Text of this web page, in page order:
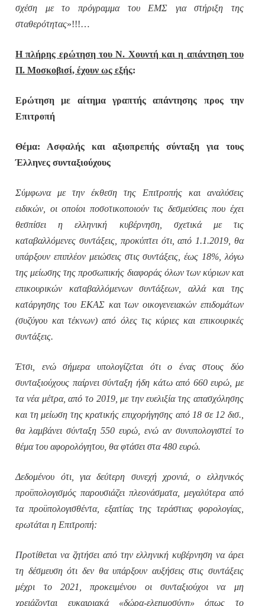
σχέση με το πρόγραμμα του ΕΜΣ για στήριξη της
σταθερότητας»!!!…
Η πλήρης ερώτηση του Ν. Χουντή και η απάντηση του
Π. Μοσκοβισί, έχουν ως εξής:
Ερώτηση με αίτημα γραπτής απάντησης προς την
Επιτροπή
Θέμα: Ασφαλής και αξιοπρεπής σύνταξη για τους
Έλληνες συνταξιούχους
Σύμφωνα με την έκθεση της Επιτροπής και αναλύσεις
ειδικών, οι οποίοι ποσοτικοποιούν τις δεσμεύσεις που έχει
θεσπίσει η ελληνική κυβέρνηση, σχετικά με τις
καταβαλλόμενες συντάξεις, προκύπτει ότι, από 1.1.2019, θα
υπάρξουν επιπλέον μειώσεις στις συντάξεις, έως 18%, λόγω
της μείωσης της προσωπικής διαφοράς όλων των κύριων και
επικουρικών καταβαλλόμενων συντάξεων, αλλά και της
κατάργησης του ΕΚΑΣ και των οικογενειακών επιδομάτων
(συζύγου και τέκνων) από όλες τις κύριες και επικουρικές
συντάξεις.
Έτσι, ενώ σήμερα υπολογίζεται ότι ο ένας στους δύο
συνταξιούχους παίρνει σύνταξη ήδη κάτω από 660 ευρώ, με
τα νέα μέτρα, από το 2019, με την ευελιξία της απασχόλησης
και τη μείωση της κρατικής επιχορήγησης από 18 σε 12 δισ.,
θα λαμβάνει σύνταξη 550 ευρώ, ενώ αν συνυπολογιστεί το
θέμα του αφορολόγητου, θα φτάσει στα 480 ευρώ.
Δεδομένου ότι, για δεύτερη συνεχή χρονιά, ο ελληνικός
προϋπολογισμός παρουσιάζει πλεονάσματα, μεγαλύτερα από
τα προϋπολογισθέντα, εξαιτίας της τεράστιας φορολογίας,
ερωτάται η Επιτροπή:
Προτίθεται να ζητήσει από την ελληνική κυβέρνηση να άρει
τη δέσμευση ότι δεν θα υπάρξουν αυξήσεις στις συντάξεις
μέχρι το 2021, προκειμένου οι συνταξιούχοι να μη
χρειάζονται ευκαιριακά «δώρα-ελεημοσύνη» όπως το